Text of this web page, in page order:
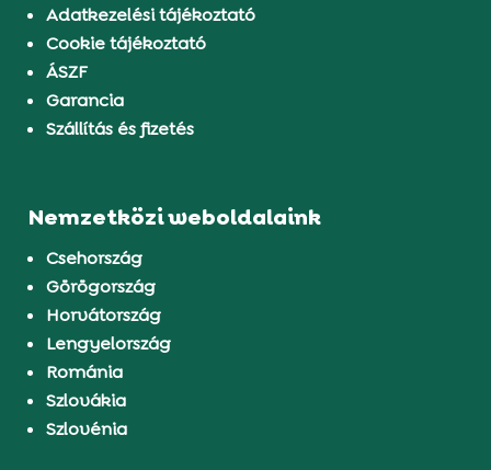
Adatkezelési tájékoztató
Cookie tájékoztató
ÁSZF
Garancia
Szállítás és fizetés
Nemzetközi weboldalaink
Csehország
Görögország
Horvátország
Lengyelország
Románia
Szlovákia
Szlovénia